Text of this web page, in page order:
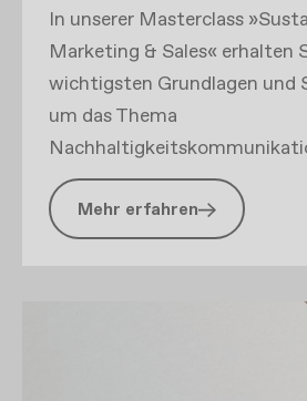
In unserer Masterclass
Marketing & Sales« erhalten
wichtigsten Grundlagen und
um das Thema
Mehr erfahren